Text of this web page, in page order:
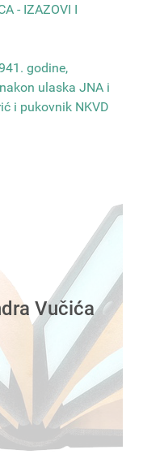
- IZAZOVI I
godine,
ulaska JNA i
i pukovnik NKVD
Vučića